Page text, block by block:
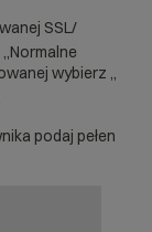
SSL/
wybierz „
podaj pełen